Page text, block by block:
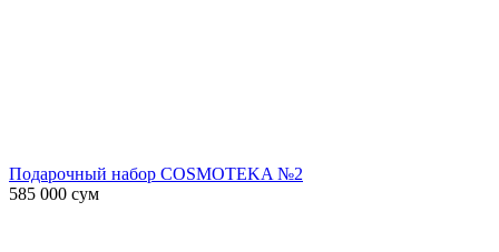
Подарочный набор COSMOTEKA №2
585 000 сум